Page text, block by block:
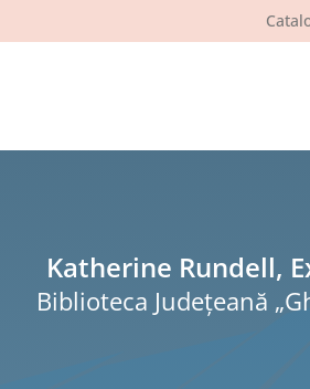
Katherine Rundell,
Biblioteca Judeţeană